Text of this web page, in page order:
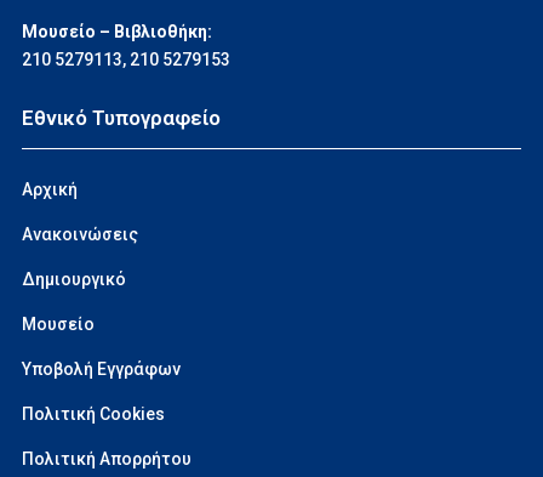
Μουσείο – Βιβλιοθήκη:
210 5279113, 210 5279153
Εθνικό Τυπογραφείο
Αρχική
Ανακοινώσεις
Δημιουργικό
Μουσείο
Υποβολή Εγγράφων
Πολιτική Cookies
Πολιτική Απορρήτου